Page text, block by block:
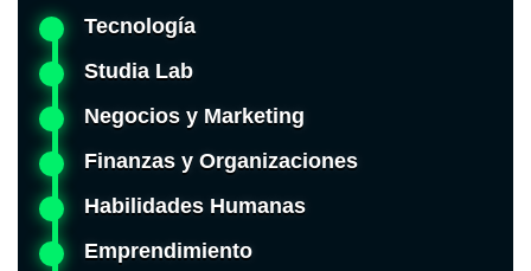
Tecnología
Studia Lab
Negocios y Marketing
Finanzas y Organizaciones
Habilidades Humanas
Emprendimiento